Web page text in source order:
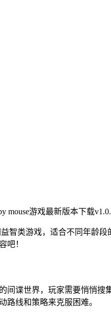
益智类游戏，适合不同年龄
吧！
间谍世界，玩家需要悄悄
路线和策略来克服困难。